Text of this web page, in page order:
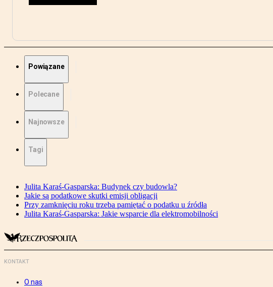
Powiązane
Polecane
Najnowsze
Tagi
Julita Karaś-Gasparska: Budynek czy budowla?
Jakie są podatkowe skutki emisji obligacji
Przy zamknięciu roku trzeba pamiętać o podatku u źródła
Julita Karaś-Gasparska: Jakie wsparcie dla elektromobilności
KONTAKT
O nas